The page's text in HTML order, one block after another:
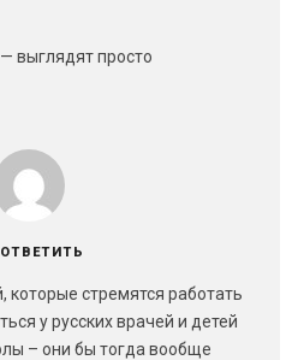
выглядят просто
ОТВЕТИТЬ
стремятся работать
у русских врачей и детей
– они бы тогда вообще